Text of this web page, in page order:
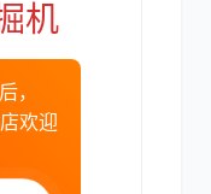
机
，
欢迎